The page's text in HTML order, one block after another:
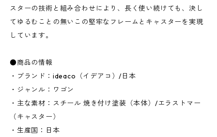
スターの技術と組み合わせにより、長く使い続けても、決し
てゆるむことの無いこの堅牢なフレームとキャスターを実現
しています。
●商品の情報
・ブランド：ideaco（イデアコ）/日本
・ジャンル：ワゴン
・主な素材：スチール 焼き付け塗装（本体）/エラストマー
（キャスター）
・生産国：日本